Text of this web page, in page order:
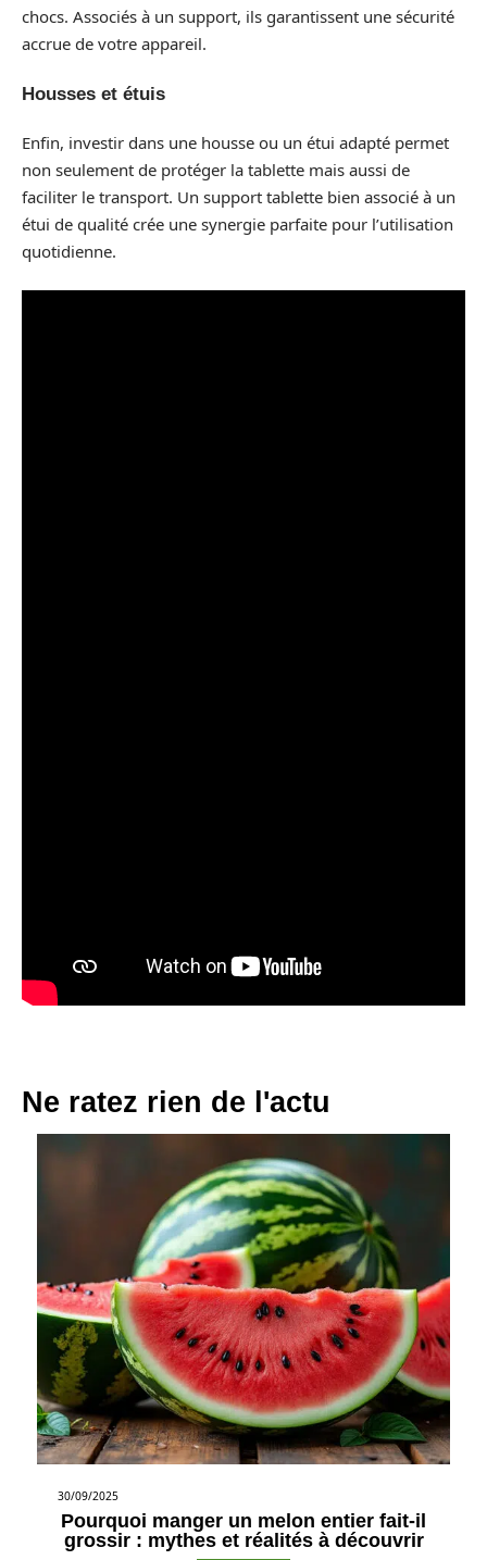
chocs. Associés à un support, ils garantissent une sécurité
accrue de votre appareil.
Housses et étuis
Enfin, investir dans une housse ou un étui adapté permet
non seulement de protéger la tablette mais aussi de
faciliter le transport. Un support tablette bien associé à un
étui de qualité crée une synergie parfaite pour l’utilisation
quotidienne.
Ne ratez rien de l'actu
30/09/2025
Pourquoi manger un melon entier fait-il
grossir : mythes et réalités à découvrir